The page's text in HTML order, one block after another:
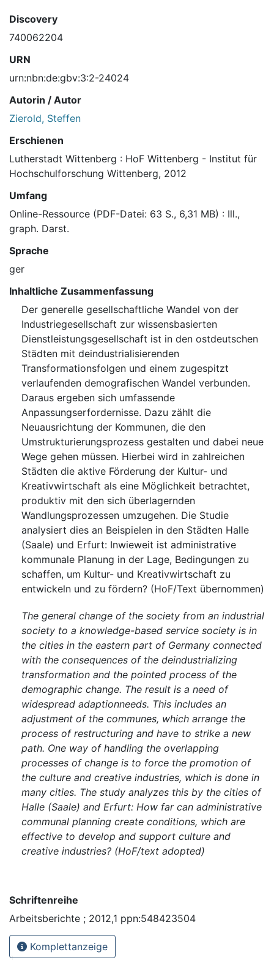
Discovery
740062204
URN
urn:nbn:de:gbv:3:2-24024
Autorin / Autor
Zierold, Steffen
Erschienen
Lutherstadt Wittenberg : HoF Wittenberg - Institut für
Hochschulforschung Wittenberg, 2012
Umfang
Online-Ressource (PDF-Datei: 63 S., 6,31 MB) : Ill.,
graph. Darst.
Sprache
ger
Inhaltliche Zusammenfassung
Der generelle gesellschaftliche Wandel von der
Industriegesellschaft zur wissensbasierten
Dienstleistungsgesellschaft ist in den ostdeutschen
Städten mit deindustrialisierenden
Transformationsfolgen und einem zugespitzt
verlaufenden demografischen Wandel verbunden.
Daraus ergeben sich umfassende
Anpassungserfordernisse. Dazu zählt die
Neuausrichtung der Kommunen, die den
Umstrukturierungsprozess gestalten und dabei neue
Wege gehen müssen. Hierbei wird in zahlreichen
Städten die aktive Förderung der Kultur- und
Kreativwirtschaft als eine Möglichkeit betrachtet,
produktiv mit den sich überlagernden
Wandlungsprozessen umzugehen. Die Studie
analysiert dies an Beispielen in den Städten Halle
(Saale) und Erfurt: Inwieweit ist administrative
kommunale Planung in der Lage, Bedingungen zu
schaffen, um Kultur- und Kreativwirtschaft zu
entwickeln und zu fördern? (HoF/Text übernommen)
The general change of the society from an industrial
society to a knowledge-based service society is in
the cities in the eastern part of Germany connected
with the consequences of the deindustrializing
transformation and the pointed process of the
demographic change. The result is a need of
widespread adaptionneeds. This includes an
adjustment of the communes, which arrange the
process of restructuring and have to strike a new
path. One way of handling the overlapping
processes of change is to force the promotion of
the culture and creative industries, which is done in
many cities. The study analyzes this by the cities of
Halle (Saale) and Erfurt: How far can administrative
communal planning create conditions, which are
effective to develop and support culture and
creative industries? (HoF/text adopted)
Schriftenreihe
Arbeitsberichte ; 2012,1 ppn:548423504
Komplettanzeige